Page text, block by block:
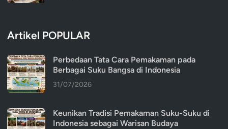
Artikel POPULAR
Perbedaan Tata Cara Pemakaman pada
Berbagai Suku Bangsa di Indonesia
31/07/2026
Keunikan Tradisi Pemakaman Suku-Suku di
Indonesia sebagai Warisan Budaya